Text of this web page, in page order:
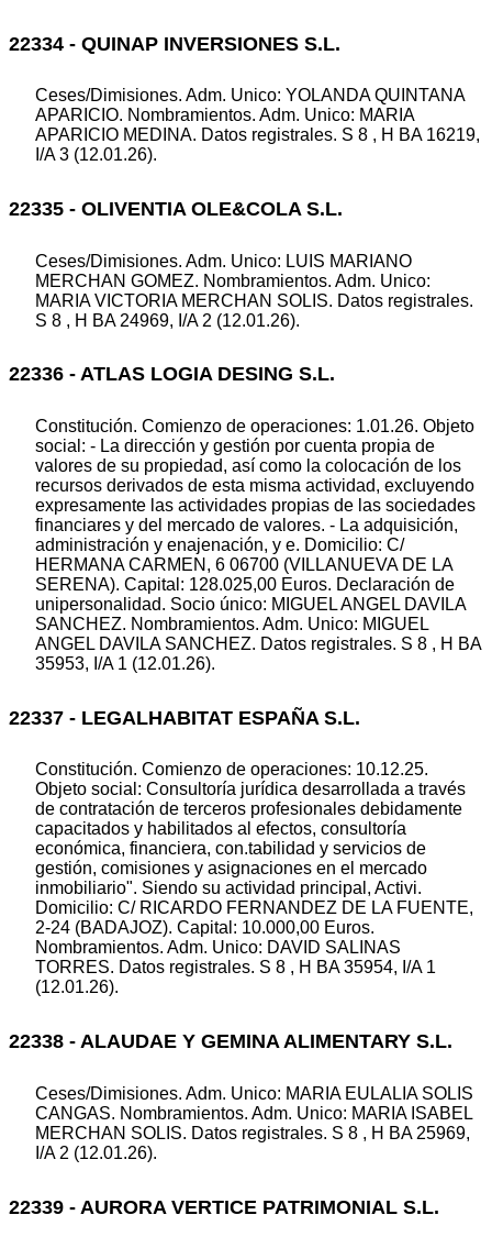
22334 - QUINAP INVERSIONES S.L.
Ceses/Dimisiones. Adm. Unico: YOLANDA QUINTANA
APARICIO. Nombramientos. Adm. Unico: MARIA
APARICIO MEDINA. Datos registrales. S 8 , H BA 16219,
I/A 3 (12.01.26).
22335 - OLIVENTIA OLE&COLA S.L.
Ceses/Dimisiones. Adm. Unico: LUIS MARIANO
MERCHAN GOMEZ. Nombramientos. Adm. Unico:
MARIA VICTORIA MERCHAN SOLIS. Datos registrales.
S 8 , H BA 24969, I/A 2 (12.01.26).
22336 - ATLAS LOGIA DESING S.L.
Constitución. Comienzo de operaciones: 1.01.26. Objeto
social: - La dirección y gestión por cuenta propia de
valores de su propiedad, así como la colocación de los
recursos derivados de esta misma actividad, excluyendo
expresamente las actividades propias de las sociedades
financiares y del mercado de valores. - La adquisición,
administración y enajenación, y e. Domicilio: C/
HERMANA CARMEN, 6 06700 (VILLANUEVA DE LA
SERENA). Capital: 128.025,00 Euros. Declaración de
unipersonalidad. Socio único: MIGUEL ANGEL DAVILA
SANCHEZ. Nombramientos. Adm. Unico: MIGUEL
ANGEL DAVILA SANCHEZ. Datos registrales. S 8 , H BA
35953, I/A 1 (12.01.26).
22337 - LEGALHABITAT ESPAÑA S.L.
Constitución. Comienzo de operaciones: 10.12.25.
Objeto social: Consultoría jurídica desarrollada a través
de contratación de terceros profesionales debidamente
capacitados y habilitados al efectos, consultoría
económica, financiera, con.tabilidad y servicios de
gestión, comisiones y asignaciones en el mercado
inmobiliario". Siendo su actividad principal, Activi.
Domicilio: C/ RICARDO FERNANDEZ DE LA FUENTE,
2-24 (BADAJOZ). Capital: 10.000,00 Euros.
Nombramientos. Adm. Unico: DAVID SALINAS
TORRES. Datos registrales. S 8 , H BA 35954, I/A 1
(12.01.26).
22338 - ALAUDAE Y GEMINA ALIMENTARY S.L.
Ceses/Dimisiones. Adm. Unico: MARIA EULALIA SOLIS
CANGAS. Nombramientos. Adm. Unico: MARIA ISABEL
MERCHAN SOLIS. Datos registrales. S 8 , H BA 25969,
I/A 2 (12.01.26).
22339 - AURORA VERTICE PATRIMONIAL S.L.